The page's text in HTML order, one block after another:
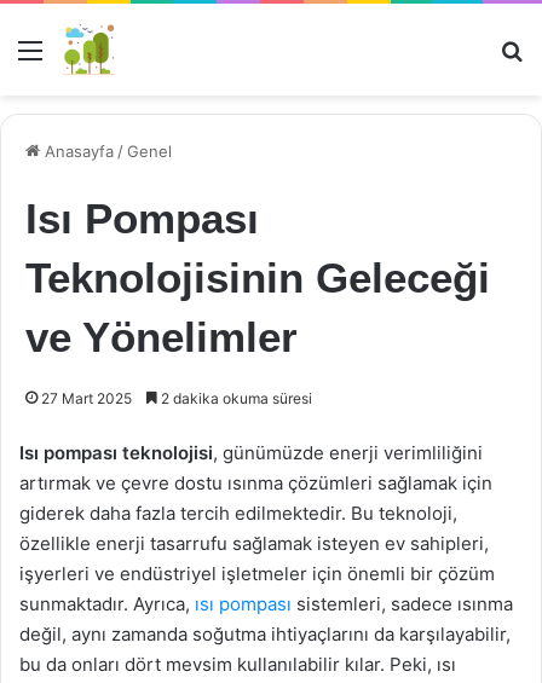
Menü
Anasayfa /Genel
Isı Pompası
Teknolojisinin Geleceği
ve Yönelimler
27 Mart 2025 2 dakika okuma süresi
Isı pompası teknolojisi, günümüzde enerji verimliliğini
artırmak ve çevre dostu ısınma çözümleri sağlamak için
giderek daha fazla tercih edilmektedir. Bu teknoloji,
özellikle enerji tasarrufu sağlamak isteyen ev sahipleri,
işyerleri ve endüstriyel işletmeler için önemli bir çözüm
sunmaktadır. Ayrıca, ısı pompası sistemleri, sadece ısınma
değil, aynı zamanda soğutma ihtiyaçlarını da karşılayabilir,
bu da onları dört mevsim kullanılabilir kılar. Peki, ısı